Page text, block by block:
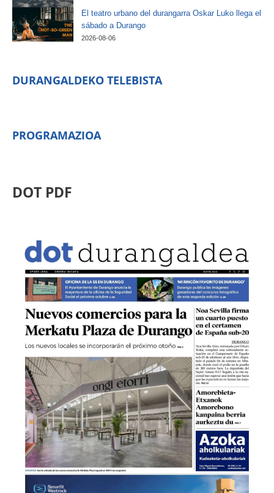
El teatro urbano del durangarra Oskar Luko llega el
sábado a Durango
2026-08-06
DURANGALDEKO TELEBISTA
PROGRAMAZIOA
DOT PDF